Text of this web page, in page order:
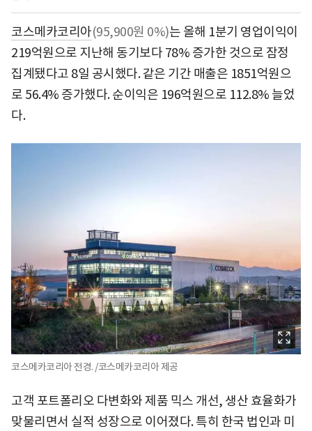
코스메카코리아(95,900원 0%)는 올해 1분기 영업이익이
219억원으로 지난해 동기보다 78% 증가한 것으로 잠정
집계됐다고 8일 공시했다. 같은 기간 매출은 1851억원으
로 56.4% 증가했다. 순이익은 196억원으로 112.8% 늘었
다.
코스메카코리아 전경. /코스메카코리아 제공
고객 포트폴리오 다변화와 제품 믹스 개선, 생산 효율화가
맞물리면서 실적 성장으로 이어졌다. 특히 한국 법인과 미